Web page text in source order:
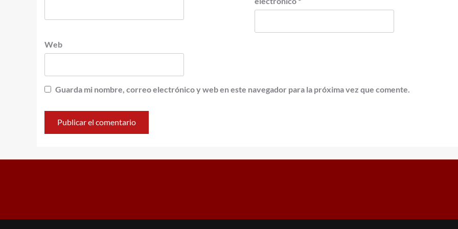
Web
Guarda mi nombre, correo electrónico y web en este navegador para la próxima vez que comente.